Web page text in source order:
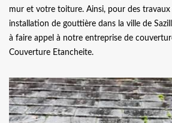
mur et votre toiture. Ainsi, pour des
installation de gouttière dans la ville de
à faire appel à notre entreprise de
Couverture Etancheite.